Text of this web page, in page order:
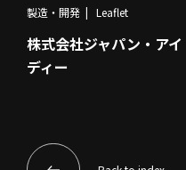
製造・開発 Leaflet
株式会社ジャパン・アイ
ディー